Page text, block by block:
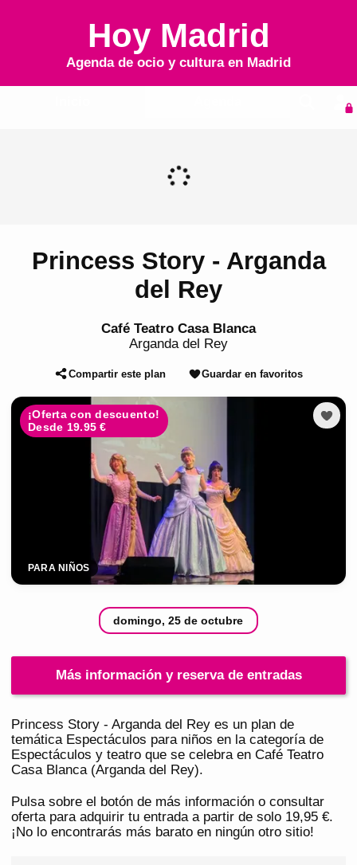
Hoy Madrid
Agenda de ocio y cultura en Madrid
Princess Story - Arganda
del Rey
Café Teatro Casa Blanca
Arganda del Rey
Compartir este plan Guardar en favoritos
¡Oferta con descuento!
Desde 19.95 €
PARA NIÑOS
domingo, 25 de octubre
Más información y reserva de entradas
Princess Story - Arganda del Rey es un plan de
temática Espectáculos para niños en la categoría de
Espectáculos y teatro que se celebra en Café Teatro
Casa Blanca (Arganda del Rey).
Pulsa sobre el botón de más información o consultar
oferta para adquirir tu entrada a partir de solo 19,95 €.
¡No lo encontrarás más barato en ningún otro sitio!